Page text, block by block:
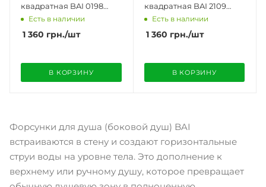
квадратная BAI 0198
полированный хром
Есть в наличии
1 360 грн./шт
В КОРЗИНУ
квадратная BAI 2109
матовый черный
Есть в наличии
1 360 грн./шт
В КОРЗИНУ
Форсунки для душа (боковой душ) BAI
встраиваются в стену и создают горизонтальные
струи воды на уровне тела. Это дополнение к
верхнему или ручному душу, которое превращает